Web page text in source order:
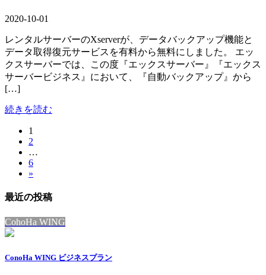
2020-10-01
レンタルサーバーのXserverが、データバックアップ機能と
データ取得復元サービスを有料から無料にしました。 エッ
クスサーバーでは、この度『エックスサーバー』『エックス
サーバービジネス』において、『自動バックアップ』から
[…]
続きを読む
ペ
ジ
固
定
ペ
ー
ジ
1
固
定
ペ
ー
ジ
2
…
固
定
ー
6
»
最近の投稿
CohoHa WING
ConoHa WING ビジネスプラン